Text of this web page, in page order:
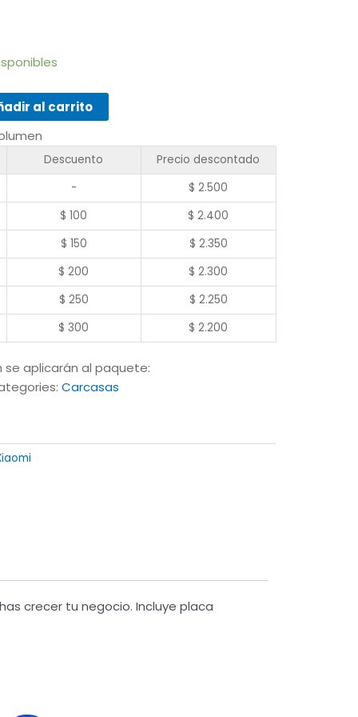
al carrito
Descuento
Precio descontado
- $ 2.500
$ 100 $ 2.400
$ 150 $ 2.350
$ 200 $ 2.300
$ 250 $ 2.250
$ 300 $ 2.200
se aplicarán al paquete:
Carcasas
crecer tu negocio. Incluye placa